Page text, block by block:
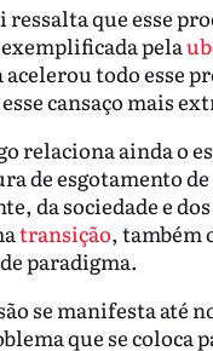
ressalta que esse
pela
todo esse
cansaço mais
relaciona ainda o
de esgotamento
da sociedade e
transição, também
paradigma.
se manifesta até
que se coloca